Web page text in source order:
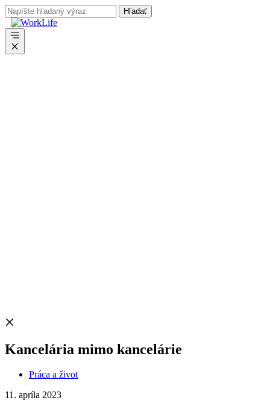
Preskočiť
na
obsah
Kancelária mimo kancelárie
Práca a život
11. apríla 2023